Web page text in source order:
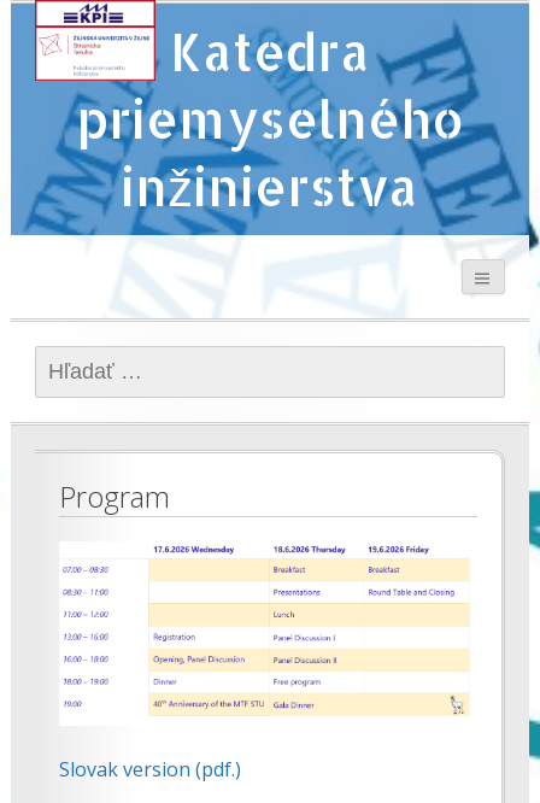
Katedra
priemyselného
inžinierstva
Hľadať:
Program
Slovak version (pdf.)